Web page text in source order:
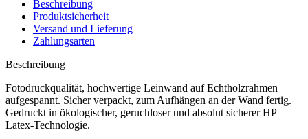
Beschreibung
Produktsicherheit
Versand und Lieferung
Zahlungsarten
Beschreibung
Fotodruckqualität, hochwertige Leinwand auf Echtholzrahmen
aufgespannt. Sicher verpackt, zum Aufhängen an der Wand fertig.
Gedruckt in ökologischer, geruchloser und absolut sicherer HP
Latex-Technologie.